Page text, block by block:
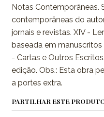
Notas Contemporâneas.
contemporâneas do
jornais e revistas. XIV -
baseada em
- Cartas e Outros
edição. Obs.: Esta obra
a portes extra.
PARTILHAR ESTE